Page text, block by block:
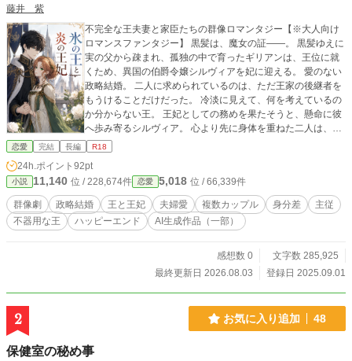
藤井 紫
不完全な王夫妻と家臣たちの群像ロマンタジー【※大人向け
ロマンスファンタジー】 黒髪は、魔女の証――。 黒髪ゆえに
実の父から疎まれ、孤独の中で育ったギリアンは、王位に就
くため、異国の伯爵令嬢シルヴィアを妃に迎える。 愛のない
政略結婚。 二人に求められているのは、ただ王家の後継者を
もうけることだけだった。 冷淡に見えて、何を考えているの
か分からない王。 王妃としての務めを果たそうと、懸命に彼
へ歩み寄るシルヴィア。 心より先に身体を重ねた二人は、王
宮の賑やかな側近や侍女たちに囲まれながら、少しずつ互い
用な優しさと、黒髪にまつわる深い傷に気づき、彼を愛する
ようになる。 ギリアンもまた、自分を恐れず隣に立つ彼女
を、かけがえのない妻として求め始める。 けれど、ようやく
二人の間に宿った命は、生まれる前に失われてしまう。 流
産、不妊、王家の血を求める重圧。 王と王妃である前に、一
分差と家門の掟に阻まれながら、静かに恋を育んでいた。 国
なろうとするホープとラシェル。 傷を抱えた不完全な王と、
自らの意思で王妃として生きることを選んだシルヴィアを中
ら、それぞれの愛と家族の形を選び取っていく群像ロマンタ
恋愛 完結 長編 R18
24h.ポイント 92pt
小説 11,140 位 / 228,674件 恋愛 5,018 位 / 66,339件
群像劇 政略結婚 王と王妃 夫婦愛 複数カップル 身分差
主従
不器用な王
ハッピーエンド AI生成作品（一部）
感想数 0
文字数 285,925
最終更新日 2026.08.03
登録日 2025.09.01
2 お気に入り追加 48
保健室の秘め事